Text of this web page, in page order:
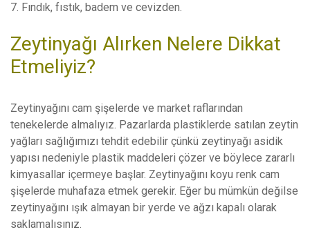
7. Fındık, fıstık, badem ve cevizden.
Zeytinyağı Alırken Nelere Dikkat
Etmeliyiz?
Zeytinyağını cam şişelerde ve market raflarından
tenekelerde almalıyız. Pazarlarda plastiklerde satılan zeytin
yağları sağlığımızı tehdit edebilir çünkü zeytinyağı asidik
yapısı nedeniyle plastik maddeleri çözer ve böylece zararlı
kimyasallar içermeye başlar. Zeytinyağını koyu renk cam
şişelerde muhafaza etmek gerekir. Eğer bu mümkün değilse
zeytinyağını ışık almayan bir yerde ve ağzı kapalı olarak
saklamalısınız.